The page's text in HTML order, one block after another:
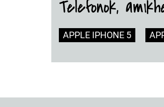
Telefonok,
APPLE IPHONE 5